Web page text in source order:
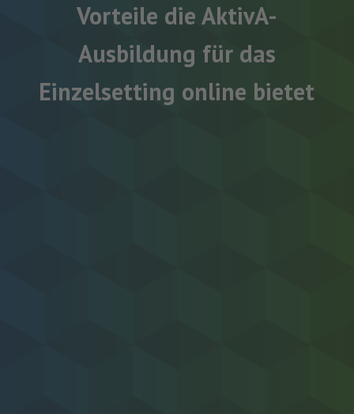
Vorteile die AktivA-
Ausbildung für das
Einzelsetting online bietet